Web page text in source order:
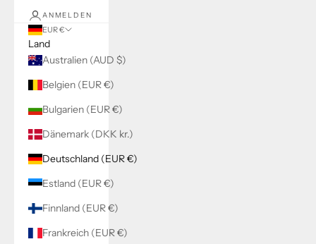
ANMELDEN
EUR €
Land
Australien (AUD $)
Belgien (EUR €)
Bulgarien (EUR €)
Dänemark (DKK kr.)
Deutschland (EUR €)
Estland (EUR €)
Finnland (EUR €)
Frankreich (EUR €)